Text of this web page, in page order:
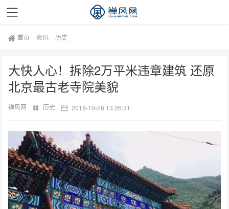
首页 - 资讯 - 历史
大快人心！拆除2万平米违章建筑 还原
北京最古老寺院美貌
禅风网 历史 2018-10-26 13:26:31